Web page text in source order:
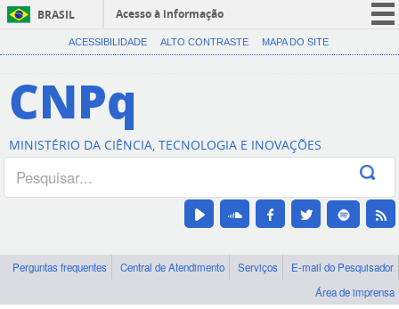
BRASIL
Acesso à informação
CORONAVÍRUS (COVID-19)
Canais
ACESSIBILIDADE ALTO CONTRASTE MAPA DO SITE
CNPq
MINISTÉRIO DA CIÊNCIA, TECNOLOGIA E INOVAÇÕES
Perguntas frequentes Central de Atendimento Serviços
E-mail do Pesquisador
Área de imprensa